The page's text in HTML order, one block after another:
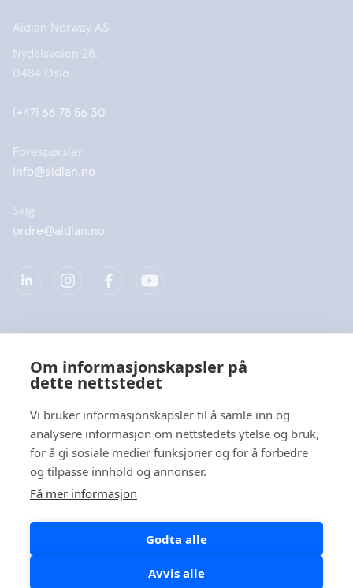
Om informasjonskapsler på
dette nettstedet
Vi bruker informasjonskapsler til å samle inn og
analysere informasjon om nettstedets ytelse og bruk,
for å gi sosiale medier funksjoner og for å forbedre
og tilpasse innhold og annonser.
Få mer informasjon
Godta alle
Avvis alle
Aidian Norway AS
Nydalsveien 28,
0484 Oslo
(+47) 66 78 56 30
Forespørsler
info@aidian.no
Salg
ordre@aidian.no
Produkter
Hurtiglenke
Personvern
Varsel om informasjonskapsler